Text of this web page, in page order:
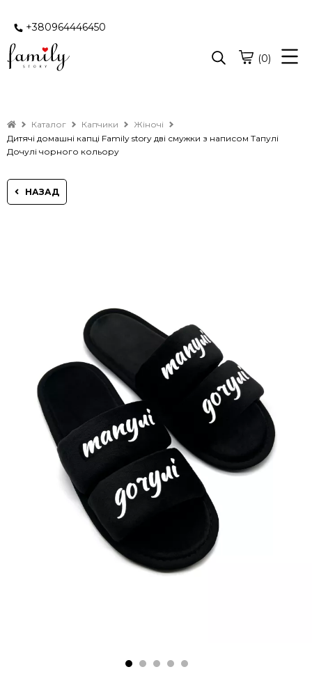
+380964446450
(0)
Каталог Капчики
Жіночі
Дитячі домашні капці Family story дві смужки з написом Тапулі
Дочулі чорного кольору
НАЗАД